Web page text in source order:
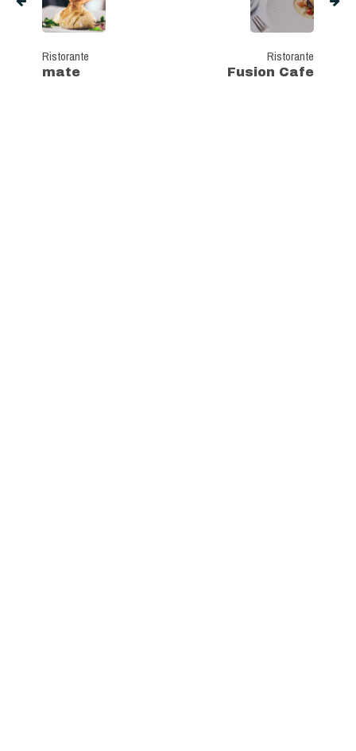
Ristorante
mate
Ristorante
Fusion Cafe